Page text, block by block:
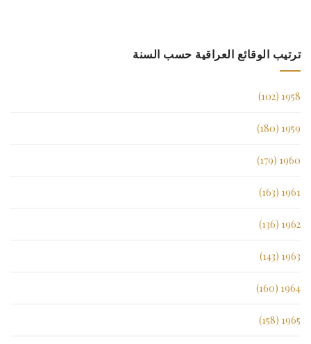
ترتيب الوقائع العراقية حسب السنة
1958 (102)
1959 (180)
1960 (179)
1961 (163)
1962 (136)
1963 (143)
1964 (160)
1965 (158)